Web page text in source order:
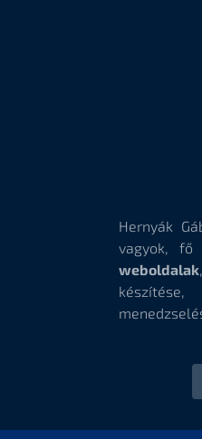
Hernyák
vagyok, fő
weboldalak